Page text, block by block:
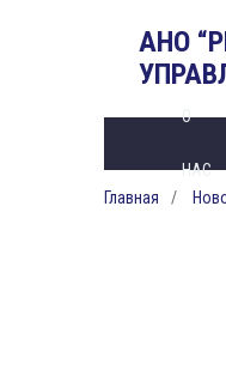
АНО
О
НАС
Главная